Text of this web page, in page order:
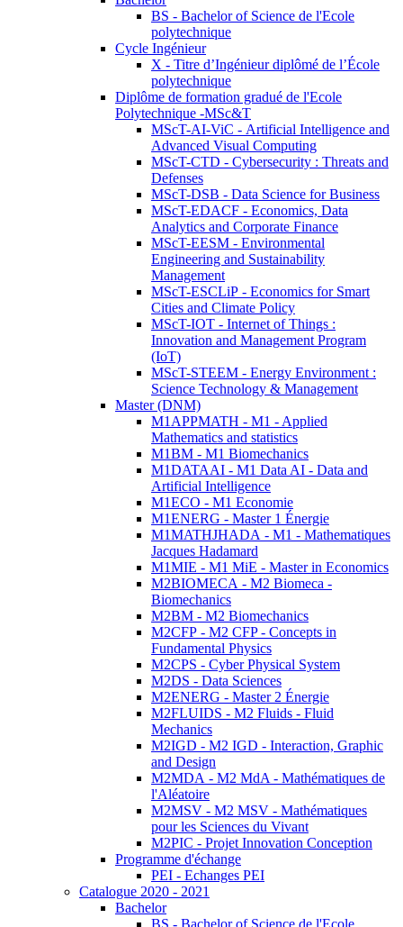
BS - Bachelor of Science de l'Ecole
polytechnique
Cycle Ingénieur
X - Titre d’Ingénieur diplômé de l’École
polytechnique
Diplôme de formation gradué de l'Ecole
Polytechnique -MSc&T
MScT-AI-ViC - Artificial Intelligence and
Advanced Visual Computing
MScT-CTD - Cybersecurity : Threats and
Defenses
MScT-DSB - Data Science for Business
MScT-EDACF - Economics, Data
Analytics and Corporate Finance
MScT-EESM - Environmental
Engineering and Sustainability
Management
MScT-ESCLiP - Economics for Smart
Cities and Climate Policy
MScT-IOT - Internet of Things :
Innovation and Management Program
(IoT)
MScT-STEEM - Energy Environment :
Science Technology & Management
Master (DNM)
M1APPMATH - M1 - Applied
Mathematics and statistics
M1BM - M1 Biomechanics
M1DATAAI - M1 Data AI - Data and
Artificial Intelligence
M1ECO - M1 Economie
M1ENERG - Master 1 Énergie
M1MATHJHADA - M1 - Mathematiques
Jacques Hadamard
M1MIE - M1 MiE - Master in Economics
M2BIOMECA - M2 Biomeca -
Biomechanics
M2BM - M2 Biomechanics
M2CFP - M2 CFP - Concepts in
Fundamental Physics
M2CPS - Cyber Physical System
M2DS - Data Sciences
M2ENERG - Master 2 Énergie
M2FLUIDS - M2 Fluids - Fluid
Mechanics
M2IGD - M2 IGD - Interaction, Graphic
and Design
M2MDA - M2 MdA - Mathématiques de
l'Aléatoire
M2MSV - M2 MSV - Mathématiques
pour les Sciences du Vivant
M2PIC - Projet Innovation Conception
Programme d'échange
PEI - Echanges PEI
Catalogue 2020 - 2021
Bachelor
BS - Bachelor of Science de l'Ecole